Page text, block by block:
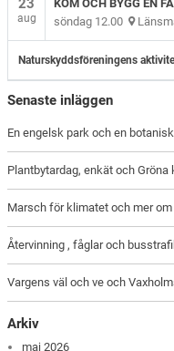
aug
KOM OCH BYGG EN
söndag 12.00
Naturskyddsföreningens
Senaste inläggen
En engelsk park och en
Plantbytardag, enkät och Gröna
Marsch för klimatet och mer
Återvinning , fåglar och
Vargens väl och ve och
Arkiv
maj 2026